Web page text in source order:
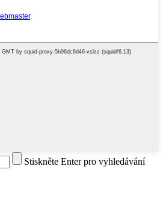
Stiskněte Enter pro vyhledávání